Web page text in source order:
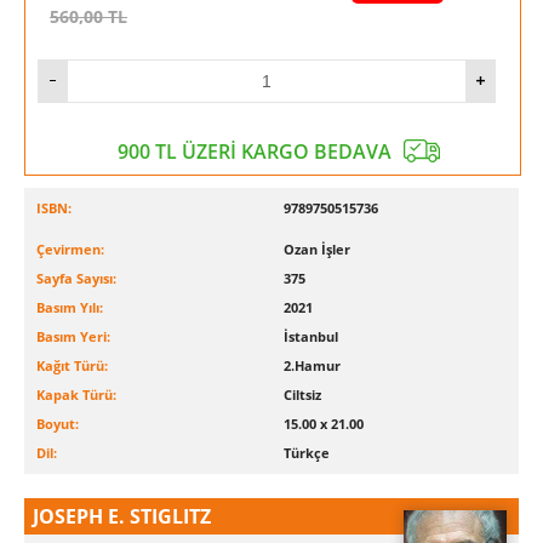
560,00TL
900 TL ÜZERİ KARGO BEDAVA
ISBN: 9789750515736
Çevirmen:
Ozan İşler
Sayfa Sayısı:
375
Basım Yılı:
2021
Basım Yeri:
İstanbul
Kağıt Türü:
2.Hamur
Kapak Türü:
Ciltsiz
Boyut:
15.00 x 21.00
Dil:
Türkçe
JOSEPH E. STIGLITZ